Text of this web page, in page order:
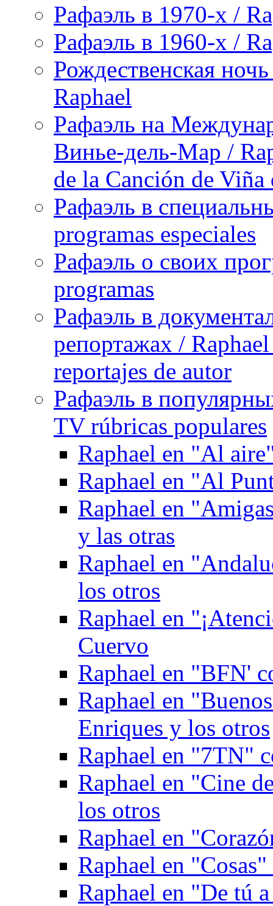
Рафаэль в 1970-х /
Рафаэль в 1960-х /
Рождественская
Raphael
Рафаэль на
Винье-дель-Мар /
de la Canción de
Рафаэль в
programas especiales
Рафаэль о своих
programas
Рафаэль в
репортажах /
reportajes de autor
Рафаэль в
TV rúbricas populares
Raphael en "Al
Raphael en "Al
Raphael en
y las otras
Raphael en
los otros
Raphael en
Cuervo
Raphael en "BFN'
Raphael en
Enriques y los otros
Raphael en "7TN"
Raphael en "Cine
los otros
Raphael en
Raphael en
Raphael en "De tú